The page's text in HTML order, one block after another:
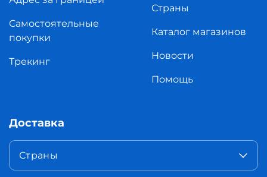
Самостоятельные
покупки
Трекинг
Страны
Каталог магазинов
Новости
Помощь
Доставка
Страны